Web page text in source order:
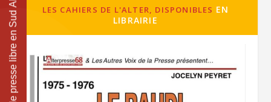
LES CAHIERS DE L'ALTER, DISPONIBLES EN
LIBRAIRIE